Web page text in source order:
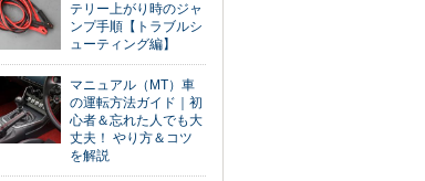
テリー上がり時のジャ
ンプ手順【トラブルシ
ューティング編】
マニュアル（MT）車
の運転方法ガイド｜初
心者＆忘れた人でも大
丈夫！ やり方＆コツ
を解説